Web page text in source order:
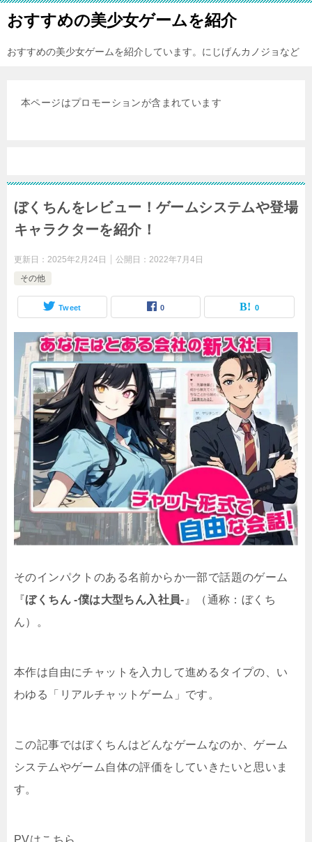
おすすめの美少女ゲームを紹介
おすすめの美少女ゲームを紹介しています。にじげんカノジョなど
本ページはプロモーションが含まれています
ぼくちんをレビュー！ゲームシステムや登場
キャラクターを紹介！
更新日： 2025年2月24日 公開日： 2022年7月4日
その他
Tweet 0 0
そのインパクトのある名前からか一部で話題のゲーム
『ぼくちん -僕は大型ちん入社員- 』（通称：ぼくち
ん）。
本作は自由にチャットを入力して進めるタイプの、い
わゆる「リアルチャットゲーム」です。
この記事ではぼくちんはどんなゲームなのか、ゲーム
システムやゲーム自体の評価をしていきたいと思いま
す。